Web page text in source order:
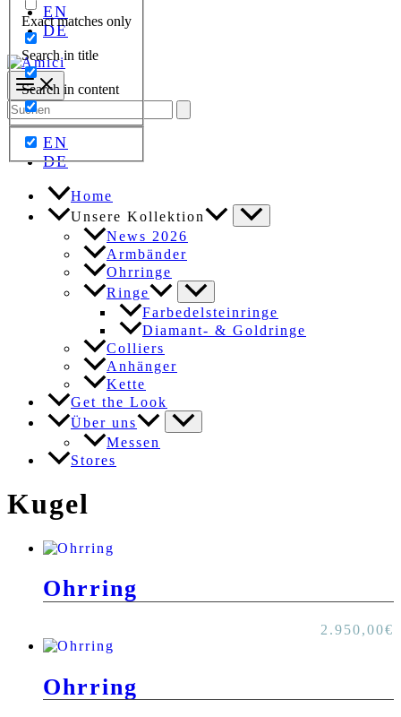
Exact matches only
Search in title
Search in content
EN
DE
Search
for:
EN
DE
Home
Unsere Kollektion
News 2026
Armbänder
Ohrringe
Ringe
Farbedelsteinringe
Diamant- & Goldringe
Colliers
Anhänger
Kette
Get the Look
Über uns
Messen
Stores
Kugel
Ohrring
2.950,00€
Ohrring